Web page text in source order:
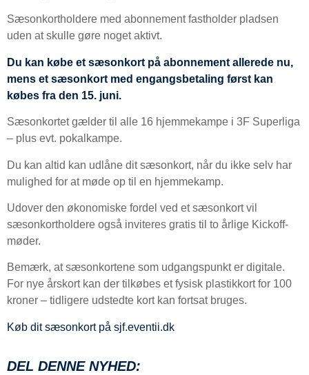
Sæsonkortholdere med abonnement fastholder pladsen
uden at skulle gøre noget aktivt.
Du kan købe et sæsonkort på abonnement allerede nu,
mens et sæsonkort med engangsbetaling først kan
købes fra den 15. juni.
Sæsonkortet gælder til alle 16 hjemmekampe i 3F Superliga
– plus evt. pokalkampe.
Du kan altid kan udlåne dit sæsonkort, når du ikke selv har
mulighed for at møde op til en hjemmekamp.
Udover den økonomiske fordel ved et sæsonkort vil
sæsonkortholdere også inviteres gratis til to årlige Kickoff-
møder.
Bemærk, at sæsonkortene som udgangspunkt er digitale.
For nye årskort kan der tilkøbes et fysisk plastikkort for 100
kroner – tidligere udstedte kort kan fortsat bruges.
Køb dit sæsonkort på sjf.eventii.dk
DEL DENNE NYHED: